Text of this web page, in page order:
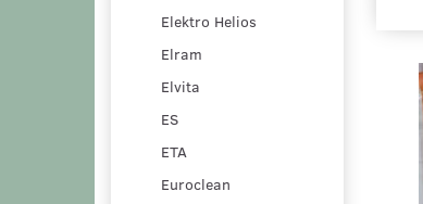
Elektro Helios
Elram
Elvita
ES
ETA
Euroclean